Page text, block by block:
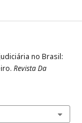
no Brasil:
Revista Da